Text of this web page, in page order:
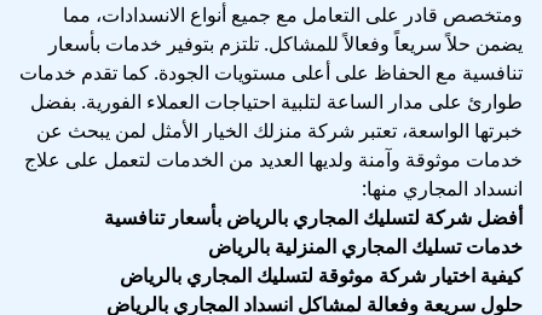
ومتخصص قادر على التعامل مع جميع أنواع الانسدادات، مما
يضمن حلاً سريعاً وفعالاً للمشاكل. تلتزم بتوفير خدمات بأسعار
تنافسية مع الحفاظ على أعلى مستويات الجودة. كما تقدم خدمات
طوارئ على مدار الساعة لتلبية احتياجات العملاء الفورية. بفضل
خبرتها الواسعة، تعتبر شركة منزلك الخيار الأمثل لمن يبحث عن
خدمات موثوقة وآمنة ولديها العديد من الخدمات لتعمل على علاج
انسداد المجاري منها:
أفضل شركة لتسليك المجاري بالرياض بأسعار تنافسية
خدمات تسليك المجاري المنزلية بالرياض
كيفية اختيار شركة موثوقة لتسليك المجاري بالرياض
حلول سريعة وفعالة لمشاكل انسداد المجاري بالرياض